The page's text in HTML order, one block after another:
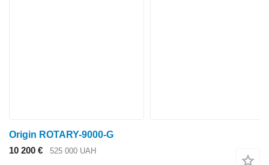
Origin ROTARY-9000-G
10 200 €
525 000 UAH